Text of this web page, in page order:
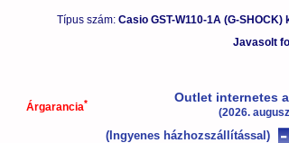
Típus szám: Casio GST-W110-1A (G-SHOCK)
Javasolt
Árgarancia* Outlet internetes
(2026.
(Ingyenes házhozszállítással)